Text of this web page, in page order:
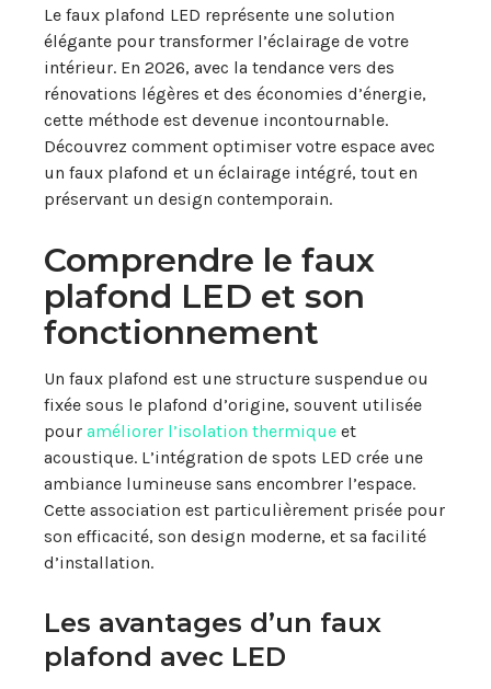
Le faux plafond LED représente une solution
élégante pour transformer l’éclairage de votre
intérieur. En 2026, avec la tendance vers des
rénovations légères et des économies d’énergie,
cette méthode est devenue incontournable.
Découvrez comment optimiser votre espace avec
un faux plafond et un éclairage intégré, tout en
préservant un design contemporain.
Comprendre le faux
plafond LED et son
fonctionnement
Un faux plafond est une structure suspendue ou
fixée sous le plafond d’origine, souvent utilisée
pour améliorer l’isolation thermique et
acoustique. L’intégration de spots LED crée une
ambiance lumineuse sans encombrer l’espace.
Cette association est particulièrement prisée pour
son efficacité, son design moderne, et sa facilité
d’installation.
Les avantages d’un faux
plafond avec LED